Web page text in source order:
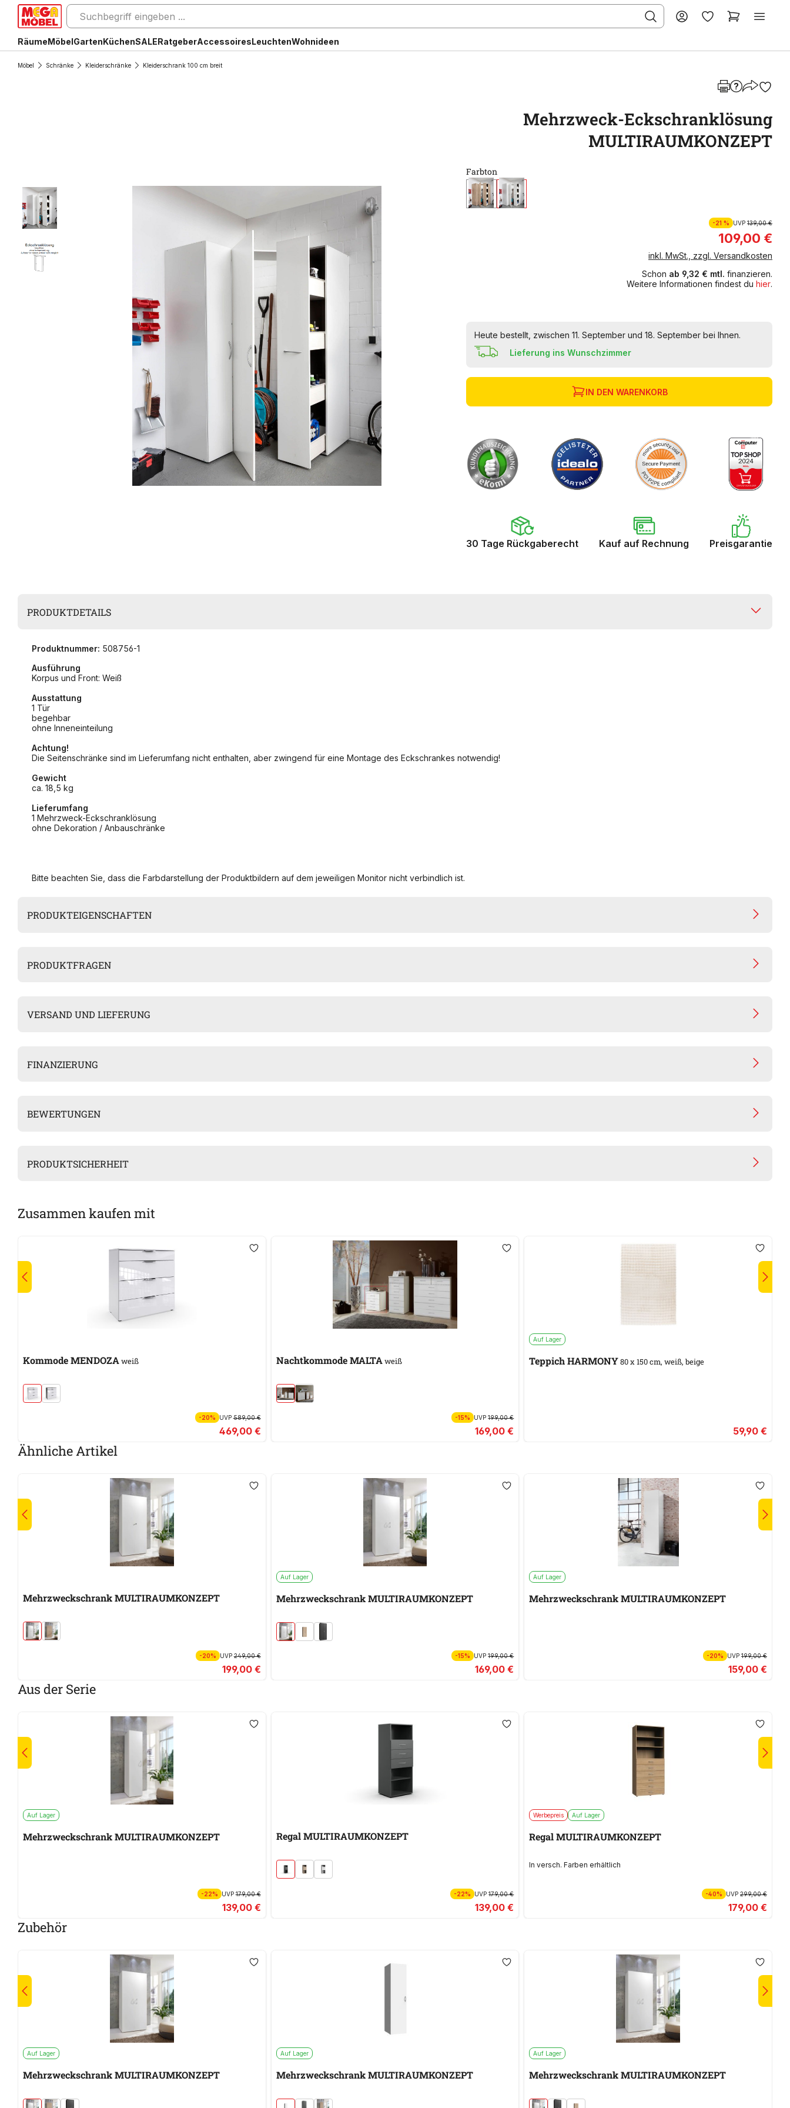
RäumeMöbelGartenKüchenSALERatgeberAccessoiresLeuchtenWohnideen
Möbel Schränke Kleiderschränke Kleiderschrank 100 cm breit
Mehrzweck-Eckschranklösung
MULTIRAUMKONZEPT
Farbton
-21 % UVP 139,00 €
109,00 €
inkl. MwSt., zzgl. Versandkosten
Schon ab 9,32 € mtl. finanzieren.
Weitere Informationen findest du hier.
Heute bestellt, zwischen 11. September und 18. September bei Ihnen.
Lieferung ins Wunschzimmer
IN DEN WARENKORB
30 Tage Rückgaberecht Kauf auf Rechnung Preisgarantie
PRODUKTDETAILS
Produktnummer: 508756-1
Ausführung
Korpus und Front: Weiß
Ausstattung
1 Tür
begehbar
ohne Inneneinteilung
Achtung!
Die Seitenschränke sind im Lieferumfang nicht enthalten, aber zwingend für eine Montage des Eckschrankes notwendig!
Gewicht
ca. 18,5 kg
Lieferumfang
1 Mehrzweck-Eckschranklösung
ohne Dekoration / Anbauschränke
Bitte beachten Sie, dass die Farbdarstellung der Produktbildern auf dem jeweiligen Monitor nicht verbindlich ist.
PRODUKTEIGENSCHAFTEN
PRODUKTFRAGEN
VERSAND UND LIEFERUNG
FINANZIERUNG
BEWERTUNGEN
PRODUKTSICHERHEIT
Zusammen kaufen mit
Kommode MENDOZAweiß
-20% UVP589,00 €
469,00 €
Nachtkommode MALTAweiß
-15% UVP199,00 €
169,00 €
Auf Lager
Teppich HARMONY80 x 150 cm, weiß, beige
59,90 €
Ähnliche Artikel
Mehrzweckschrank MULTIRAUMKONZEPT
-20% UVP249,00 €
199,00 €
Auf Lager
Mehrzweckschrank MULTIRAUMKONZEPT
-15% UVP199,00 €
169,00 €
Auf Lager
Mehrzweckschrank MULTIRAUMKONZEPT
-20% UVP 199,00 €
159,00 €
Aus der Serie
Auf Lager
Mehrzweckschrank MULTIRAUMKONZEPT
-22% UVP179,00 €
139,00 €
Regal MULTIRAUMKONZEPT
-22% UVP179,00 €
139,00 €
Werbepreis Auf Lager
Regal MULTIRAUMKONZEPT
In versch. Farben erhältlich
-40% UVP 299,00 €
179,00 €
Zubehör
Auf Lager
Mehrzweckschrank MULTIRAUMKONZEPT
Auf Lager
Mehrzweckschrank MULTIRAUMKONZEPT
Auf Lager
Mehrzweckschrank MULTIRAUMKONZEPT